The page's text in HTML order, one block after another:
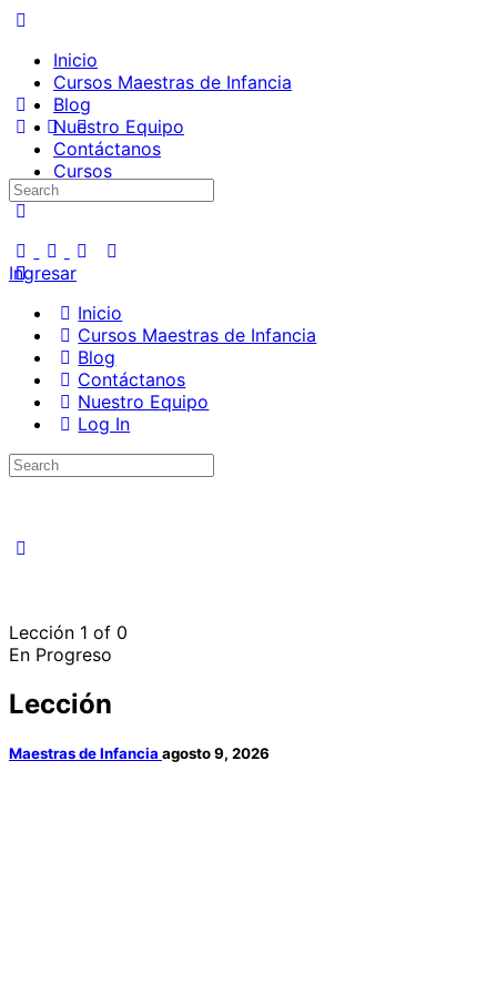
Inicio
Cursos Maestras de Infancia
Blog
Nuestro Equipo
Contáctanos
Cursos
Ingresar
Search
for:
Inicio
Cursos Maestras de Infancia
Blog
Contáctanos
Nuestro Equipo
Log In
Search
Lección 1 of 0
En Progreso
Lección
Maestras de Infancia agosto 9, 2026